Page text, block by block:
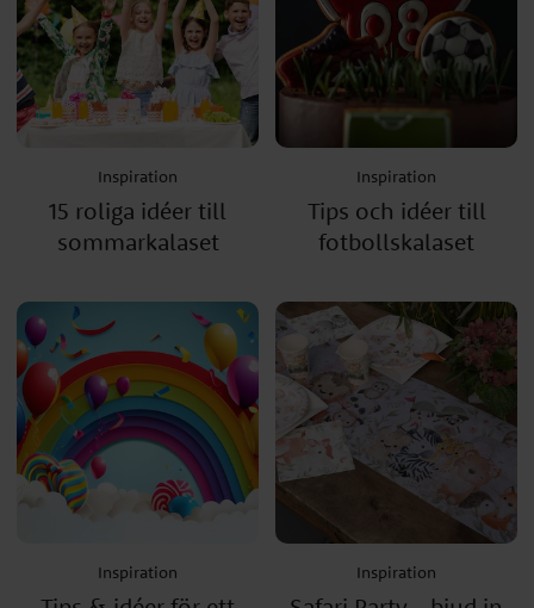
Inspiration
15 roliga idéer till
sommarkalaset
Inspiration
Tips och idéer till
fotbollskalaset
Inspiration Inspiration